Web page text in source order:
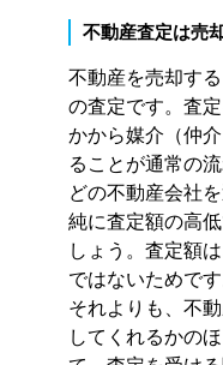
不動産査定は売
不動産を売却す
の査定です。査
かから媒介（仲
ることが通常の流
どの不動産会社
純に査定額の高
しょう。査定額
ではないためです
それよりも、不
してくれるかの